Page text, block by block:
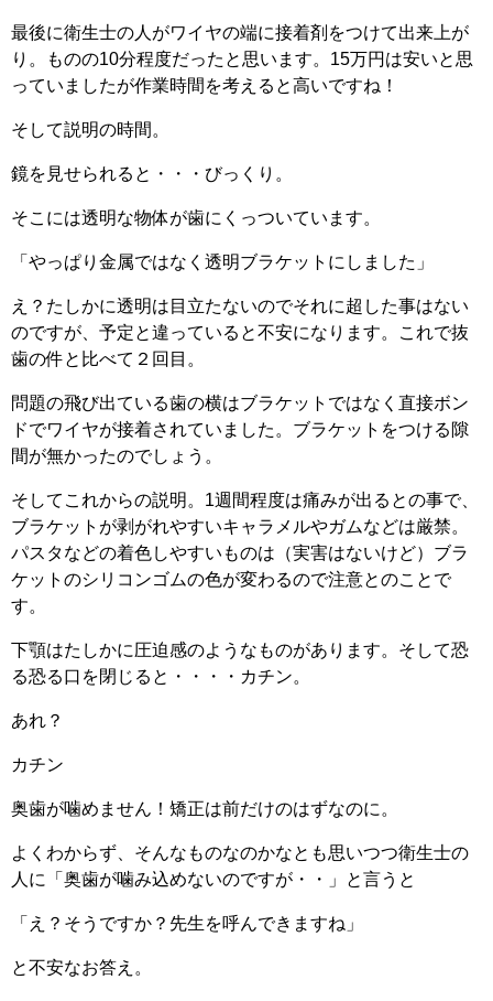
最後に衛生士の人がワイヤの端に接着剤をつけて出来上が
り。ものの10分程度だったと思います。15万円は安いと思
っていましたが作業時間を考えると高いですね！
そして説明の時間。
鏡を見せられると・・・びっくり。
そこには透明な物体が歯にくっついています。
「やっぱり金属ではなく透明ブラケットにしました」
え？たしかに透明は目立たないのでそれに超した事はない
のですが、予定と違っていると不安になります。これで抜
歯の件と比べて２回目。
問題の飛び出ている歯の横はブラケットではなく直接ボン
ドでワイヤが接着されていました。ブラケットをつける隙
間が無かったのでしょう。
そしてこれからの説明。1週間程度は痛みが出るとの事で、
ブラケットが剥がれやすいキャラメルやガムなどは厳禁。
パスタなどの着色しやすいものは（実害はないけど）ブラ
ケットのシリコンゴムの色が変わるので注意とのことで
す。
下顎はたしかに圧迫感のようなものがあります。そして恐
る恐る口を閉じると・・・・カチン。
あれ？
カチン
奥歯が噛めません！矯正は前だけのはずなのに。
よくわからず、そんなものなのかなとも思いつつ衛生士の
人に「奥歯が噛み込めないのですが・・」と言うと
「え？そうですか？先生を呼んできますね」
と不安なお答え。